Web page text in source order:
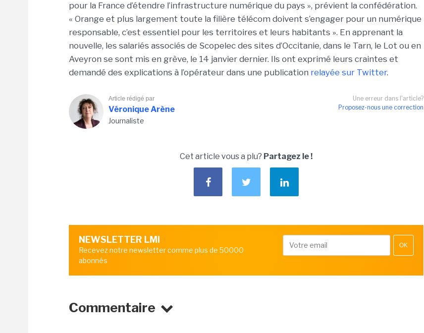
pour la France d’étendre l’infrastructure numérique du pays », prévient la confédération.
« Orange et plus largement toute la filière télécom doivent s’engager pour un numérique
responsable, c’est essentiel pour les territoires et leurs habitants ». En apprenant la
nouvelle, les salariés associés de Scopelec des sites d’Occitanie, dans le Tarn, le Lot ou en
Aveyron se sont mis en grève, le 14 janvier dernier. Ils ont exprimé leurs craintes et
demandé des explications à l’opérateur dans une publication relayée sur Twitter.
Une erreur dans l'article?
Proposez-nous une correction
Article rédigé par
Véronique Arène
Journaliste
Cet article vous a plu? Partagez le !
NEWSLETTER LMI
Recevez notre newsletter comme plus de 50000
abonnés
OK
Commentaire